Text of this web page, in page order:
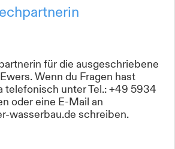
für die ausgeschriebene
Wenn du Fragen hast
telefonisch unter Tel.: +49 5934
oder eine E-Mail an
wasserbau.de schreiben.